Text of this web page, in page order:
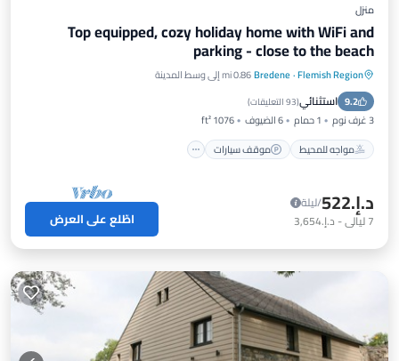
منزل
Top equipped, cozy holiday home with WiFi and
parking - close to the beach
Flemish Region
·
Bredene0.86 mi إلى وسط المدينة
9.2 استثنائي(93 التعليقات )
3 غرف نوم 1 حمام 6 الضيوف
1076 ft²
مواجه للمحيط
موقف سيارات
مواجه للمحيط موقف سيارات
إطلالة على المحيط
د.إ.‏522
/ليلة
7ليالي- د.إ.‏3,654 اطّلع على العرض